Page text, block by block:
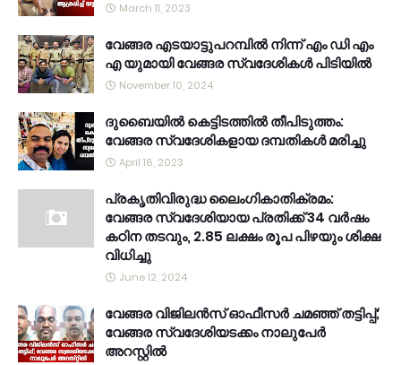
March 11, 2023
വേങ്ങര എടയാട്ടുപറമ്പിൽ നിന്ന് എം ഡി എം
എ യുമായി വേങ്ങര സ്വദേശികൾ പിടിയിൽ
November 10, 2024
ദുബൈയിൽ കെട്ടിടത്തിൽ തീപിടുത്തം:
വേങ്ങര സ്വദേശികളായ ദമ്പതികൾ മരിച്ചു
April 16, 2023
പ്രകൃതിവിരുദ്ധ ലൈംഗികാതിക്രമം:
വേങ്ങര സ്വദേശിയായ പ്രതിക്ക് 34 വര്‍ഷം
കഠിന തടവും, 2.85 ലക്ഷം രൂപ പിഴയും ശിക്ഷ
വിധിച്ചു
June 12, 2024
വേങ്ങര വിജിലൻസ് ഓഫീസർ ചമഞ്ഞ് തട്ടിപ്പ്;
വേങ്ങര സ്വദേശിയടക്കം നാലുപേർ
അറസ്റ്റിൽ